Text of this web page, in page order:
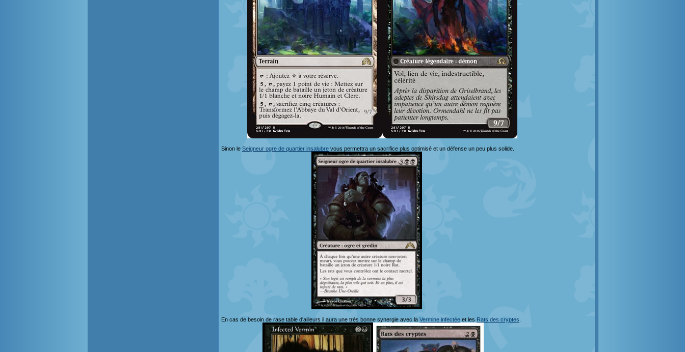
Sinon le Seigneur ogre de quartier insalubre vous permettra un sacrifice plus optimisé et un défense un peu plus solide.
En cas de besoin de rase table d'ailleurs il aura une très bonne synergie avec la Vermine infectée et les Rats des cryptes